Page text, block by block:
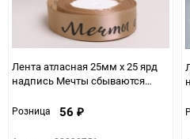
Лента атласная 25мм х 25 ярд
надпись Мечты сбываются
Розница 56 ₽